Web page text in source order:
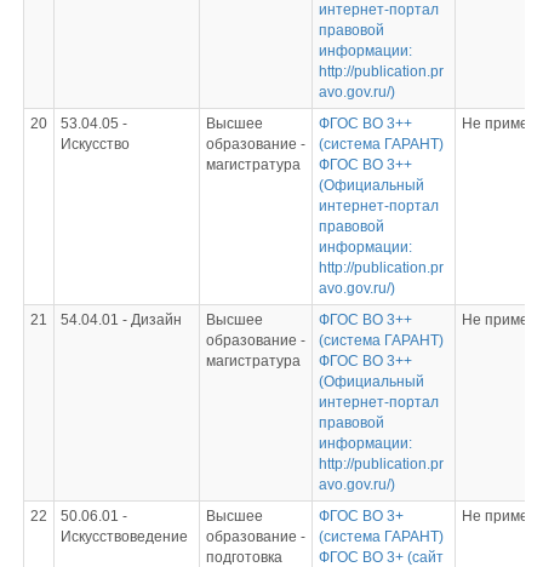
интернет-портал
правовой
информации:
http://publication.pr
avo.gov.ru/)
20
53.04.05 -
Искусство
Высшее
образование -
магистратура
ФГОС ВО 3++
(система ГАРАНТ)
ФГОС ВО 3++
(Официальный
интернет-портал
правовой
информации:
http://publication.pr
avo.gov.ru/)
Не
21 54.04.01 - Дизайн
Высшее
образование -
магистратура
ФГОС ВО 3++
(система ГАРАНТ)
ФГОС ВО 3++
(Официальный
интернет-портал
правовой
информации:
http://publication.pr
avo.gov.ru/)
Не
22
50.06.01 -
Искусствоведение
Высшее
образование -
подготовка
ФГОС ВО 3+
(система ГАРАНТ)
ФГОС ВО 3+ (сайт
Не